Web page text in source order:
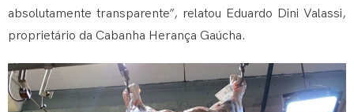
absolutamente transparente”, relatou Eduardo Dini Valassi,
proprietário da Cabanha Herança Gaúcha.